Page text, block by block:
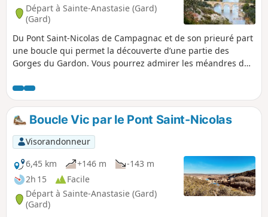
Départ à Sainte-Anastasie (Gard)
(Gard)
Du Pont Saint-Nicolas de Campagnac et de son prieuré part
une boucle qui permet la découverte d’une partie des
Gorges du Gardon. Vous pourrez admirer les méandres du
abritant derrière une porte en fer fermée des dessins de
mammouths et d’un félin datant du Paléolithique
supérieur), la Baume Percée, vue de dessus et d’en-dessous,
les falaises d’escalade de Russan…
Boucle Vic par le Pont Saint-Nicolas
Visorandonneur
6,45 km
+146 m
-143 m
2h 15
Facile
Départ à Sainte-Anastasie (Gard)
(Gard)